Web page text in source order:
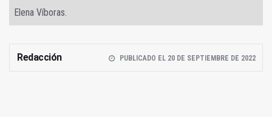
Elena Víboras.
Redacción PUBLICADO EL 20 DE SEPTIEMBRE DE 2022